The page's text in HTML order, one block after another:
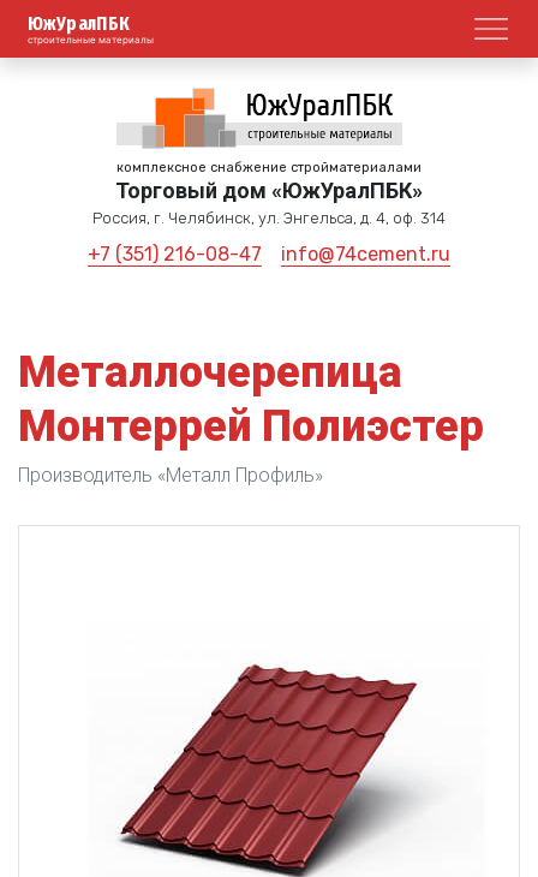
ЮжУралПБК
строительные материалы
комплексное снабжение стройматериалами
Торговый дом «ЮжУралПБК»
Россия, г. Челябинск, ул. Энгельса, д. 4, оф. 314
+7 (351) 216-08-47 info@74cement.ru
Металлочерепица
Монтеррей Полиэстер
Производитель «Металл Профиль»